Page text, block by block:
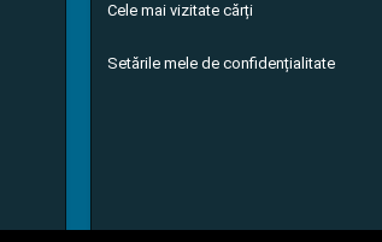
Cele mai vizitate cărți
Setările mele de confidențialitate